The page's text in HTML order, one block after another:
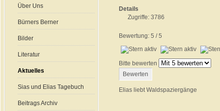
Über Uns
Bürners Berner
Bilder
Literatur
Aktuelles
Sias und Elias Tagebuch
Beitrags Archiv
Details
Zugriffe: 3786
Bewertung: 5 /5
Bitte bewerten
Elias liebt Waldspaziergänge